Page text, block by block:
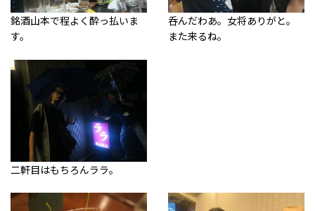
銘酒山本で程よく酔っ払いま
す。
呑んだわあ。女将ありがと。
また来るね。
二軒目はもちろんララ。